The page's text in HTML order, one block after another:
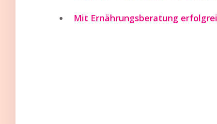
Mit Ernährungsberatung